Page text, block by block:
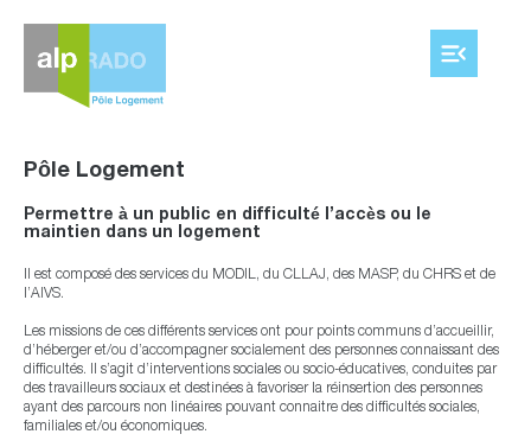
Pôle Logement
Permettre à un public en difficulté l’accès ou le
maintien dans un logement
Il est composé des services du MODIL, du CLLAJ, des MASP, du CHRS et de
l’AIVS.
Les missions de ces différents services ont pour points communs d’accueillir,
d’héberger et/ou d’accompagner socialement des personnes connaissant des
difficultés. Il s’agit d’interventions sociales ou socio-éducatives, conduites par
des travailleurs sociaux et destinées à favoriser la réinsertion des personnes
ayant des parcours non linéaires pouvant connaitre des difficultés sociales,
familiales et/ou économiques.